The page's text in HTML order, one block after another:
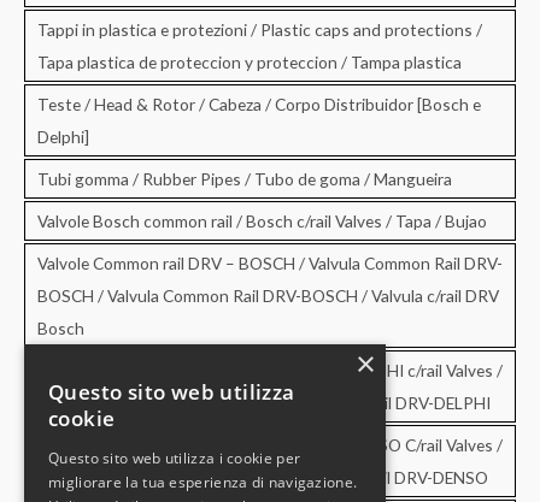
Tappi in plastica e protezioni / Plastic caps and protections /
Tapa plastica de proteccion y proteccion / Tampa plastica
Teste / Head & Rotor / Cabeza / Corpo Distribuidor [Bosch e
Delphi]
Tubi gomma / Rubber Pipes / Tubo de goma / Mangueira
Valvole Bosch common rail / Bosch c/rail Valves / Tapa / Bujao
Valvole Common rail DRV – BOSCH / Valvula Common Rail DRV-
BOSCH / Valvula Common Rail DRV-BOSCH / Valvula c/rail DRV
Bosch
Valvole Common rail DRV – DELPHI / DRV-DELPHI c/rail Valves /
Valvula Common Rail DRV-DELPHI / Valvula c/rail DRV-DELPHI
Valvole Common rail DRV – DENSO / DRV-DENSO C/rail Valves /
Valvula Common Rail DRV-DENSO / Valvula c/rail DRV-DENSO
×
Questo sito web utilizza
cookie
Questo sito web utilizza i cookie per
migliorare la tua esperienza di navigazione.